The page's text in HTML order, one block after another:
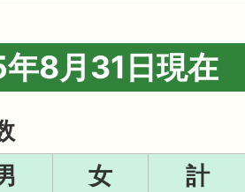
8月31日現在
女
計